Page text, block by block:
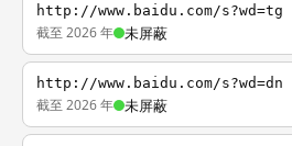
http://www.baidu.com/s?wd=tg
截至 2026 年 未屏蔽
http://www.baidu.com/s?wd=dn
截至 2026 年 未屏蔽